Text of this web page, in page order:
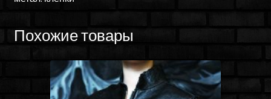
Похожие товары